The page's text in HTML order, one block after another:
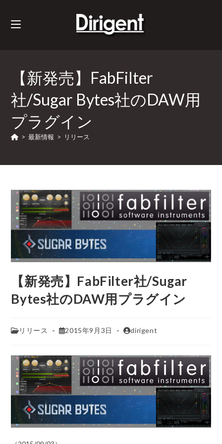
【新発売】FabFilter
社/Sugar Bytes社のDAW用
プラグイン
> 最新情報 > リリース
【新発売】FabFilter社/Sugar
Bytes社のDAW用プラグイン
リリース 2015年9月3日 dirigent